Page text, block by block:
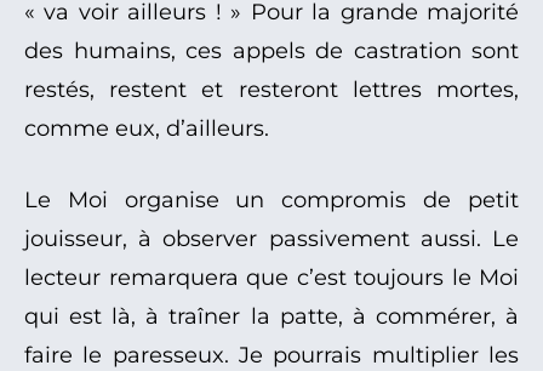
« va voir ailleurs ! » Pour la grande majorité
des humains, ces appels de castration sont
restés, restent et resteront lettres mortes,
comme eux, d’ailleurs.
Le Moi organise un compromis de petit
jouisseur, à observer passivement aussi. Le
lecteur remarquera que c’est toujours le Moi
qui est là, à traîner la patte, à commérer, à
faire le paresseux. Je pourrais multiplier les